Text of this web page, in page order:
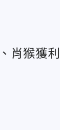
肖猴獲